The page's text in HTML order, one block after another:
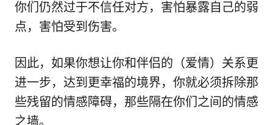
你们仍然过于不信任对方，害怕暴露自己的弱
点，害怕受到伤害。
因此，如果你想让你和伴侣的（爱情）关系更
进一步，达到更幸福的境界，你就必须拆除那
些残留的情感障碍，那些隔在你们之间的情感
之墙。